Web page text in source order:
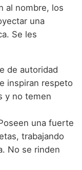
al nombre, los
una
Se les
de autoridad
inspiran respeto
y no temen
una fuerte
trabajando
No se rinden